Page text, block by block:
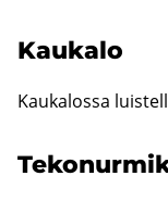
Kau­ka­lo
Kau­ka­los­sa